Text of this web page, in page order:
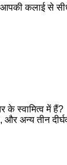
कलाई से सीधे
के स्वामित्व में हैं?
और अन्य तीन